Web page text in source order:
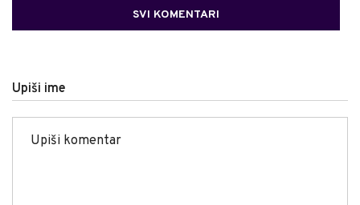
SVI KOMENTARI
Upiši ime